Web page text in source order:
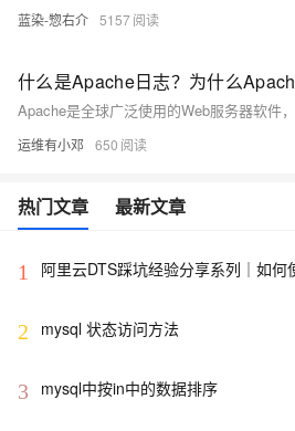
蓝染-惣右介 5157
什么是Apache日志？为什么
运维有小邓 650
热门文章 最新文章
1
阿里云DTS踩坑经验分享系列｜如何
2 mysql 状态访问方法
3 mysql中按in中的数据排序